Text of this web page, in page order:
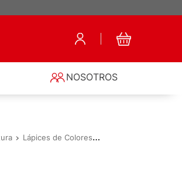
NOSOTROS
Lápices de Colores